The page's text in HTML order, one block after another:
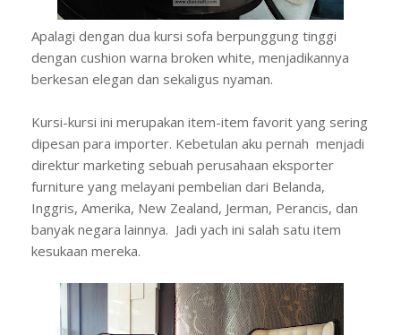
Apalagi dengan dua kursi sofa berpunggung tinggi
dengan cushion warna broken white, menjadikannya
berkesan elegan dan sekaligus nyaman.
Kursi-kursi ini merupakan item-item favorit yang sering
dipesan para importer. Kebetulan aku pernah menjadi
direktur marketing sebuah perusahaan eksporter
furniture yang melayani pembelian dari Belanda,
Inggris, Amerika, New Zealand, Jerman, Perancis, dan
banyak negara lainnya. Jadi yach ini salah satu item
kesukaan mereka.